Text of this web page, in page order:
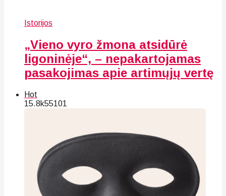
Istorijos
„Vieno vyro žmona atsidūrė
ligoninėje“, – nepakartojamas
pasakojimas apie artimųjų vertę
Hot
15.8k55101